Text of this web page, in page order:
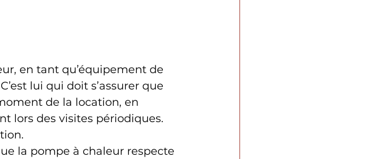
en tant qu’équipement de
lui qui doit s’assurer que
de la location, en
lors des visites périodiques.
la pompe à chaleur respecte